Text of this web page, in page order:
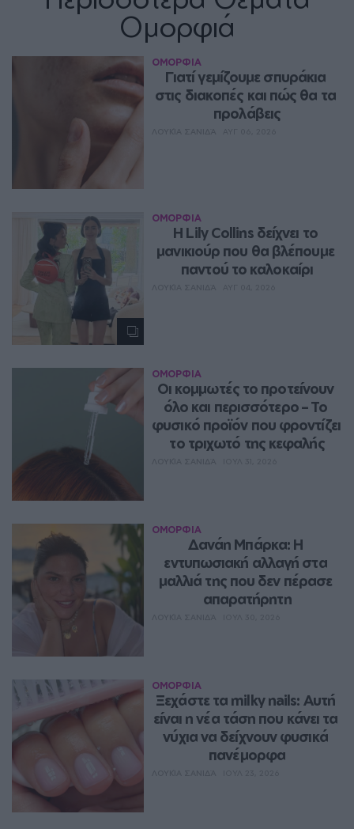
Ομορφιά
ΟΜΟΡΦΙΑ
Γιατί γεμίζουμε σπυράκια
στις διακοπές και πώς θα τα
προλάβεις
ΟΜΟΡΦΙΑ
Η Lily Collins δείχνει το
μανικιούρ που θα βλέπουμε
παντού το καλοκαίρι
ΟΜΟΡΦΙΑ
Οι κομμωτές το προτείνουν
όλο και περισσότερο – Το
φυσικό προϊόν που φροντίζει
το τριχωτό της κεφαλής
ΟΜΟΡΦΙΑ
Δανάη Μπάρκα: Η
εντυπωσιακή αλλαγή στα
μαλλιά της που δεν πέρασε
απαρατήρητη
ΟΜΟΡΦΙΑ
Ξεχάστε τα milky nails: Αυτή
είναι η νέα τάση που κάνει τα
νύχια να δείχνουν φυσικά
πανέμορφα